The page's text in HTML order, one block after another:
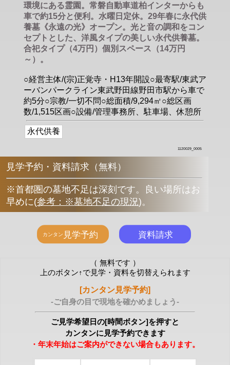
環境にある霊園。常磐自動車道柏インターからも
車で約15分と便利。水曜日定休。29年春に永代供
養墓《永遠の光》オープン。光と音の調和をコン
セプトとした、洋風タイプの美しい永代供養墓。
合祀タイプ（4万円）個別スペース（14万円
～）。
○経営主体/(宗)正覚寺・H13年開設○最寄駅/東武ア
ーバンパークライン東武野田線野田市駅から車で
約5分○宗教/一切不問○総面積/9,294㎡○総区画
数/1,515区画○設備/管理事務所、駐車場、休憩所
永代供養
1120029_0005
見学予約・資料請求（無料）
※首都圏の墓地不足は深刻です。良い場所はお
早めに(参考：※墓地不足の現況)。
（ 無料です ）
上のボタン↑で見学・資料を切替えられます
[カンタン見学予約]
-ご自身の目で現地を確かめましょう-
ご見学希望日の[時間ボタン]を押すと
カンタンに見学予約できます
・年末年始はご案内ができない場合もあります。